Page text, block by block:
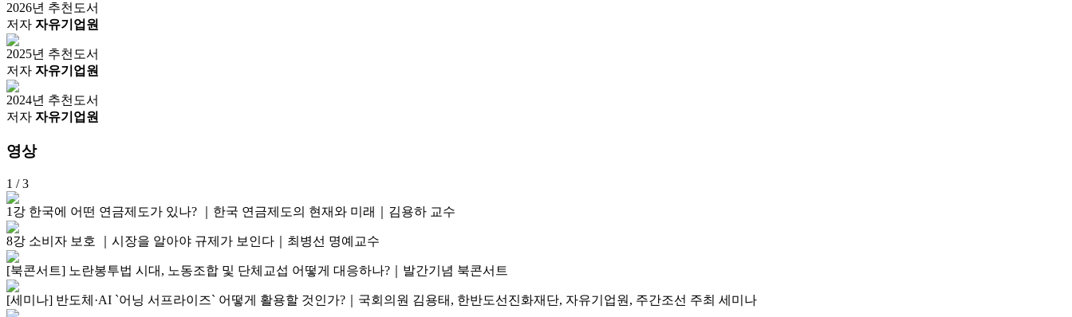
2026년 추천도서
저자 자유기업원
2025년 추천도서
저자 자유기업원
2024년 추천도서
저자 자유기업원
영상
1 / 3
1강 한국에 어떤 연금제도가 있나? ｜한국 연금제도의 현재와 미래｜김용하 교수
8강 소비자 보호 ｜시장을 알아야 규제가 보인다｜최병선 명예교수
[북콘서트] 노란봉투법 시대, 노동조합 및 단체교섭 어떻게 대응하나?｜발간기념 북콘서트
[세미나] 반도체·AI `어닝 서프라이즈` 어떻게 활용할 것인가?｜국회의원 김용태, 한반도선진화재단, 자유기업원, 주간조선 주최 세미나